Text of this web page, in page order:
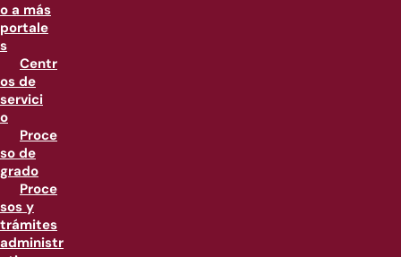
o a más
portale
s
Centr
os de
servici
o
Proce
so de
grado
Proce
sos y
trámites
administr